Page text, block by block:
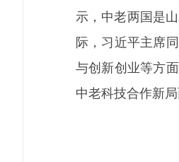
示，中老两国是
际，习近平主席
与创新创业等方
中老科技合作新